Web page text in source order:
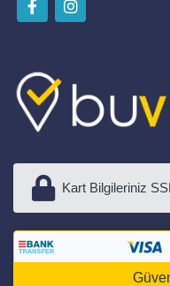
Kart Bilgileriniz